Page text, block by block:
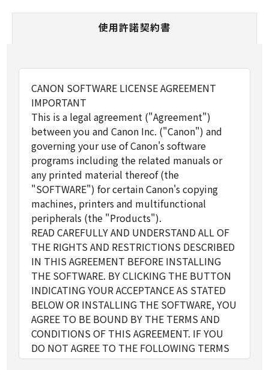
使用許諾契約書
CANON SOFTWARE LICENSE AGREEMENT
IMPORTANT
This is a legal agreement ("Agreement")
between you and Canon Inc. ("Canon") and
governing your use of Canon's software
programs including the related manuals or
any printed material thereof (the
"SOFTWARE") for certain Canon's copying
machines, printers and multifunctional
peripherals (the "Products").
READ CAREFULLY AND UNDERSTAND ALL OF
THE RIGHTS AND RESTRICTIONS DESCRIBED
IN THIS AGREEMENT BEFORE INSTALLING
THE SOFTWARE. BY CLICKING THE BUTTON
INDICATING YOUR ACCEPTANCE AS STATED
BELOW OR INSTALLING THE SOFTWARE, YOU
AGREE TO BE BOUND BY THE TERMS AND
CONDITIONS OF THIS AGREEMENT. IF YOU
DO NOT AGREE TO THE FOLLOWING TERMS
AND CONDITIONS OF THIS AGREEMENT, DO